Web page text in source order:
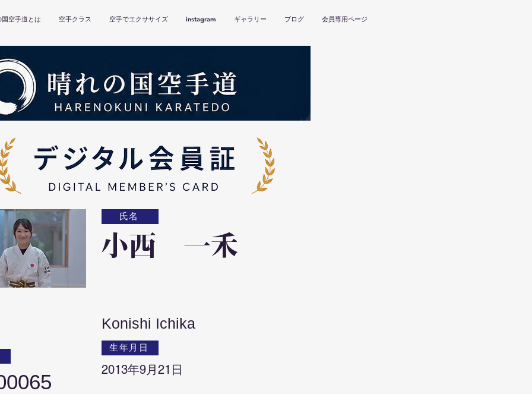
空手道とは 空手クラス 空手でエクササイズ instagram ギャラリー ブログ 会員専用ページ
氏名
小西 一禾
Konishi Ichika
生年月日
2013年9月21日